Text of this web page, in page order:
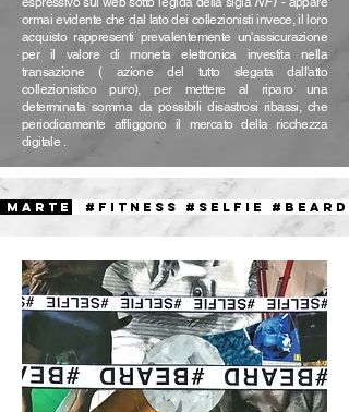
ormai evidente che dal lato dei collezionisti invece, il loro
acquisto rappresenti prevalentemente un'assicurazione
per il valore di moneta elettronica investita nella
transazione ( azione del tutto slegata dall'atto
collezionistico puro), per mettere al riparo una
determinata somma da possibili disastrosi ribassi, che
periodicamente affliggono il mercato della ricchezza
digitale .
MARTE #FITNESS #SELFIE #BEARD